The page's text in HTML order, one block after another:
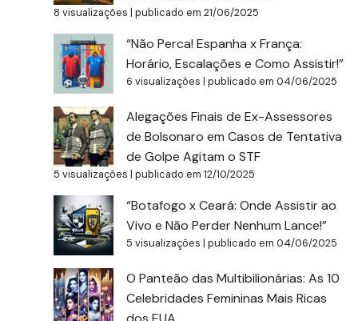
8 visualizações |publicado em 21/06/2025
“Não Perca! Espanha x França:
Horário, Escalações e Como Assistir!”
6 visualizações |publicado em 04/06/2025
Alegações Finais de Ex-Assessores
de Bolsonaro em Casos de Tentativa
de Golpe Agitam o STF
5 visualizações |publicado em 12/10/2025
“Botafogo x Ceará: Onde Assistir ao
Vivo e Não Perder Nenhum Lance!”
5 visualizações |publicado em 04/06/2025
O Panteão das Multibilionárias: As 10
Celebridades Femininas Mais Ricas